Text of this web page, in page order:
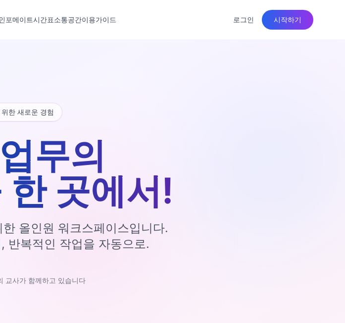
포메이트시간표소통공간이용가이드 로그인 시작하기
위한 새로운 경험
무의
한 곳에서!
올인원 워크스페이스입니다.
반복적인 작업을 자동으로.
교사가 함께하고 있습니다